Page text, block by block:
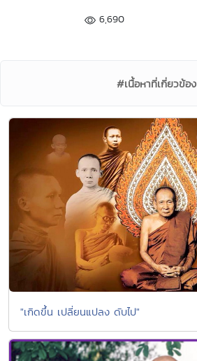
6,690
#เนื้อหาที่เกี่ยวข้อง
"เกิดขึ้น เปลี่ยนแปลง ดับไป"